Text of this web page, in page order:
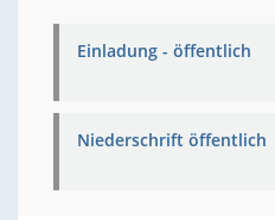
Einladung - öffentlich
Niederschrift öffentlich